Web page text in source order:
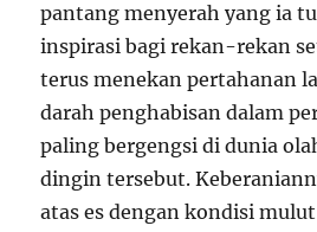
pantang menyerah yang ia
inspirasi bagi rekan-rekan
terus menekan pertahanan
darah penghabisan dalam
paling bergengsi di dunia
dingin tersebut.
atas es dengan kondisi